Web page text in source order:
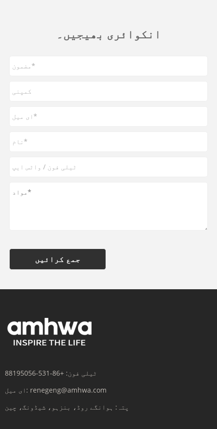
انکوائری بھیجیں۔
جمع کرائیں
ٹیلی فون: +86-531-88195056
ای میل: renegeng@amhwa.com
پتہ: ہوانگے روڈ، بنزہو، شیڈونگ، چین